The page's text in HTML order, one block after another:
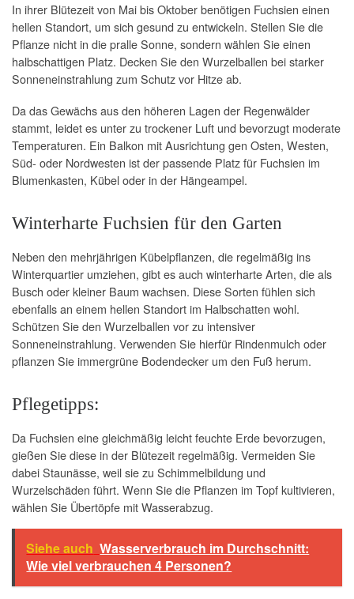
In ihrer Blütezeit von Mai bis Oktober benötigen Fuchsien einen
hellen Standort, um sich gesund zu entwickeln. Stellen Sie die
Pflanze nicht in die pralle Sonne, sondern wählen Sie einen
halbschattigen Platz. Decken Sie den Wurzelballen bei starker
Sonneneinstrahlung zum Schutz vor Hitze ab.
Da das Gewächs aus den höheren Lagen der Regenwälder
stammt, leidet es unter zu trockener Luft und bevorzugt moderate
Temperaturen. Ein Balkon mit Ausrichtung gen Osten, Westen,
Süd- oder Nordwesten ist der passende Platz für Fuchsien im
Blumenkasten, Kübel oder in der Hängeampel.
Winterharte Fuchsien für den Garten
Neben den mehrjährigen Kübelpflanzen, die regelmäßig ins
Winterquartier umziehen, gibt es auch winterharte Arten, die als
Busch oder kleiner Baum wachsen. Diese Sorten fühlen sich
ebenfalls an einem hellen Standort im Halbschatten wohl.
Schützen Sie den Wurzelballen vor zu intensiver
Sonneneinstrahlung. Verwenden Sie hierfür Rindenmulch oder
pflanzen Sie immergrüne Bodendecker um den Fuß herum.
Pflegetipps:
Da Fuchsien eine gleichmäßig leicht feuchte Erde bevorzugen,
gießen Sie diese in der Blütezeit regelmäßig. Vermeiden Sie
dabei Staunässe, weil sie zu Schimmelbildung und
Wurzelschäden führt. Wenn Sie die Pflanzen im Topf kultivieren,
wählen Sie Übertöpfe mit Wasserabzug.
Siehe auch Wasserverbrauch im Durchschnitt:
Wie viel verbrauchen 4 Personen?